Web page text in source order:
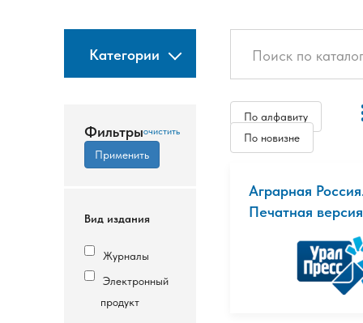
Категории
Фильтры
Вид издания
Журналы
Электронный
продукт
По алфавиту
По новизне
Аграрная
Печатная версия